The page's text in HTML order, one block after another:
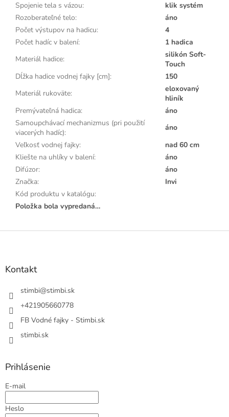
Spojenie tela s vázou:
klik systém
Rozoberateľné telo:
áno
Počet výstupov na hadicu:
4
Počet hadíc v balení:
1 hadica
Materiál hadice:
silikón Soft-
Touch
Dĺžka hadice vodnej fajky [cm]:
150
Materiál rukoväte:
eloxovaný
hliník
Premývateľná hadica:
áno
Samoupchávací mechanizmus (pri použití
viacerých hadíc):
áno
Veľkosť vodnej fajky:
nad 60 cm
Kliešte na uhlíky v balení:
áno
Difúzor:
áno
Značka:
Invi
Kód produktu v katalógu:
Položka bola vypredaná…
Z
Kontakt
stimbi@stimbi.sk
+421905660778
FB Vodné fajky - Stimbi.sk
stimbi.sk
Prihlásenie
E-mail
Heslo